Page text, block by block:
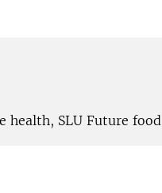
health, SLU Future food